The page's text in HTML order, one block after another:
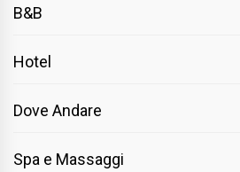
B&B
Hotel
Dove Andare
Spa e Massaggi